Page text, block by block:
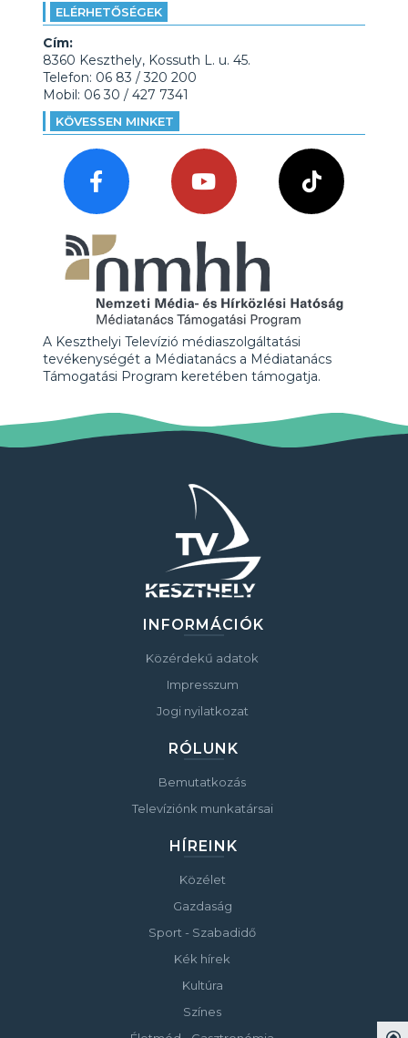
ELÉRHETŐSÉGEK
Cím:
8360 Keszthely, Kossuth L. u. 45.
Telefon: 06 83 / 320 200
Mobil: 06 30 / 427 7341
KÖVESSEN MINKET
A Keszthelyi Televízió médiaszolgáltatási
tevékenységét a Médiatanács a Médiatanács
Támogatási Program keretében támogatja.
INFORMÁCIÓK
Közérdekű adatok
Impresszum
Jogi nyilatkozat
RÓLUNK
Bemutatkozás
Televíziónk munkatársai
HÍREINK
Közélet
Gazdaság
Sport - Szabadidő
Kék hírek
Kultúra
Színes